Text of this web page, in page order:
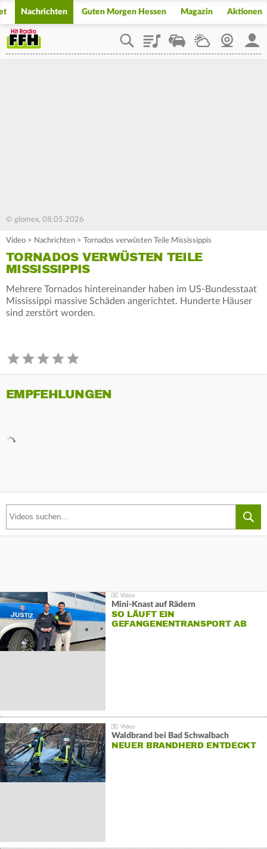
Nachrichten Guten Morgen Hessen Magazin Aktionen
PlaylistStaupilotWetterWebcam
© glomex, 08.05.2026
Video > Nachrichten > Tornados verwüsten Teile Mississippis
TORNADOS VERWÜSTEN TEILE
MISSISSIPPIS
Mehrere Tornados hintereinander haben im US-Bundesstaat
Mississippi massive Schäden angerichtet. Hunderte Häuser
sind zerstört worden.
EMPFEHLUNGEN
Mini-Knast auf Rädern
SO LÄUFT EIN
GEFANGENENTRANSPORT AB
Waldbrand bei Bad Schwalbach
NEUER BRANDHERD ENTDECKT